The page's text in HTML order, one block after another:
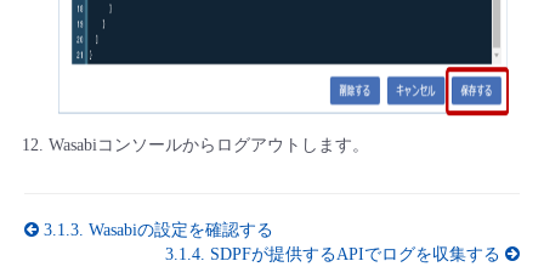
Wasabiコンソールからログアウトします。
3.1.3. Wasabiの設定を確認する
3.1.4. SDPFが提供するAPIでログを収集する